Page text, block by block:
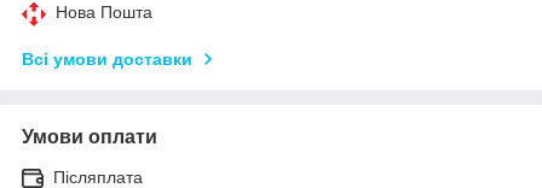
Нова Пошта
Всі умови доставки
Умови оплати
Післяплата